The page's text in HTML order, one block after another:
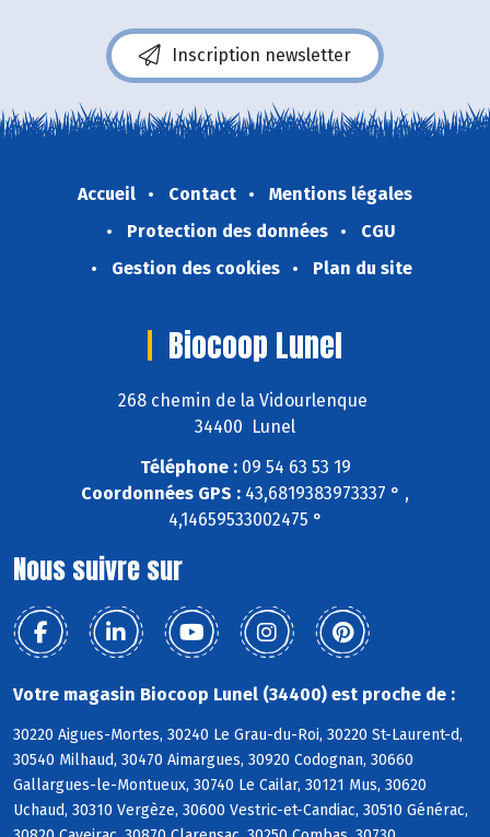
Inscription newsletter
Accueil Contact
Mentions légales
Protection des données
CGU
Gestion des cookies
Plan du site
Biocoop Lunel
268 chemin de la Vidourlenque
34400 Lunel
Téléphone :09 54 63 53 19
Coordonnées GPS : 43,6819383973337 ° ,
4,14659533002475 °
Nous suivre sur
Votre magasin Biocoop Lunel (34400) est proche de :
30220 Aigues-Mortes, 30240 Le Grau-du-Roi, 30220 St-Laurent-d,
30540 Milhaud, 30470 Aimargues, 30920 Codognan, 30660
Gallargues-le-Montueux, 30740 Le Cailar, 30121 Mus, 30620
Uchaud, 30310 Vergèze, 30600 Vestric-et-Candiac, 30510 Générac,